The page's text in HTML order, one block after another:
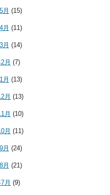
月 (15)
月 (11)
月 (14)
月 (7)
月 (13)
月 (13)
月 (10)
月 (11)
月 (24)
月 (21)
月 (9)